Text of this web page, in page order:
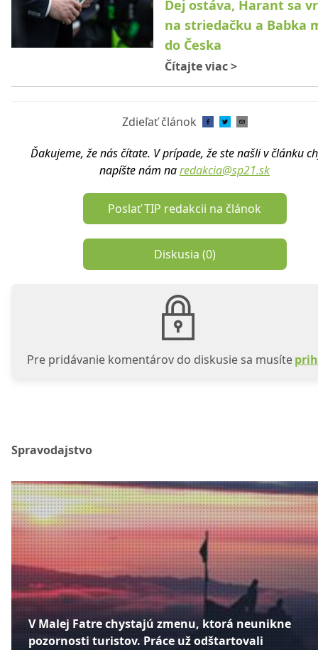
Dej ostáva, Harant sa
na striedačku a Babka
do Česka
Čítajte viac>
Zdieľať článok
Ďakujeme, že nás čítate. V prípade, že ste našli v článku
napíšte nám naredakcia@sp21.sk
Poslať TIP redakcii na článok
Diskusia (0)
Pre pridávanie komentárov do diskusie sa musíte
Spravodajstvo
V Malej Fatre chystajú zmenu, ktorá neunikne
pozornosti turistov. Práce už odštartovali